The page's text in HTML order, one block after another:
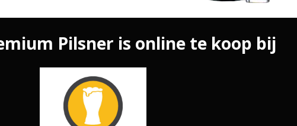
Pilsner is online te koop bij